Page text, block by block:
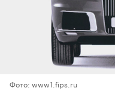
Фото: www1.fips.ru